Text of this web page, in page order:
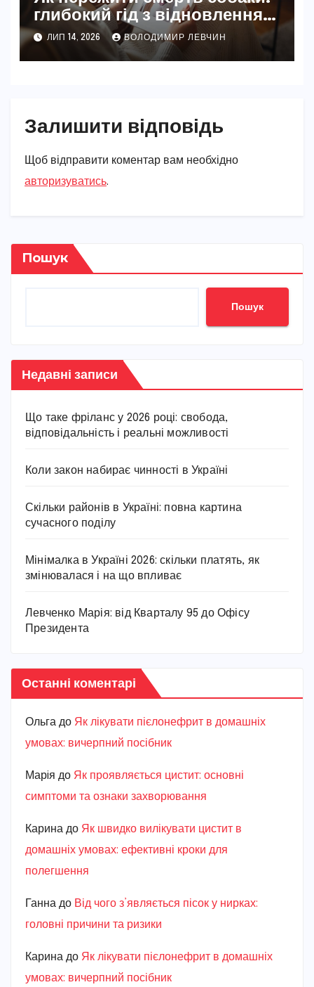
глибокий гід з відновлення
після втрати
ЛИП 14, 2026 ВОЛОДИМИР ЛЕВЧИН
Залишити відповідь
Щоб відправити коментар вам необхідно
авторизуватись.
Пошук
Пошук
Недавні записи
Що таке фріланс у 2026 році: свобода,
відповідальність і реальні можливості
Коли закон набирає чинності в Україні
Скільки районів в Україні: повна картина
сучасного поділу
Мінімалка в Україні 2026: скільки платять, як
змінювалася і на що впливає
Левченко Марія: від Кварталу 95 до Офісу
Президента
Останні коментарі
Ольга до Як лікувати пієлонефрит в домашніх
умовах: вичерпний посібник
Марiя до Як проявляється цистит: основні
симптоми та ознаки захворювання
Карина до Як швидко вилікувати цистит в
домашніх умовах: ефективні кроки для
полегшення
Ганна до Від чого з’являється пісок у нирках:
головні причини та ризики
Карина до Як лікувати пієлонефрит в домашніх
умовах: вичерпний посібник